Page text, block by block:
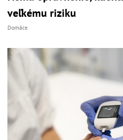
veľkému riziku
Domáce